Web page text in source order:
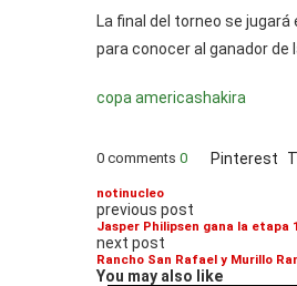
La final del torneo se
para conocer al ganador de
copa americashakira
0 comments 0 Pinterest
notinucleo
previous post
Jasper Philipsen gana la etapa
next post
Rancho San Rafael y Murillo
You may also like